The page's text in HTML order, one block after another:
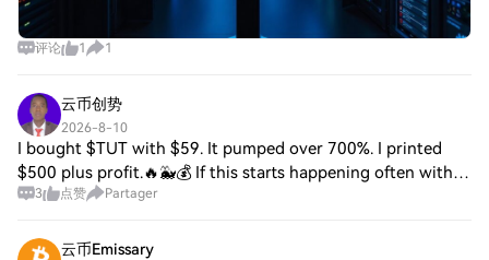
评论 1 1
云币创势
2026-8-10
I bought $TUT with $59. It pumped over 700%. I printed
$500 plus profit.🔥🐳💰 If this starts happening often with
$OG memes, it's a sign something Huge is brooding in the
3 点赞 Partager
云币Emissary